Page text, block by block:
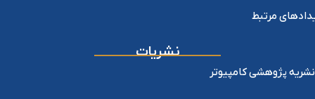
مرتبط
نشریات
نشریه پژوهشی کامپیوتر